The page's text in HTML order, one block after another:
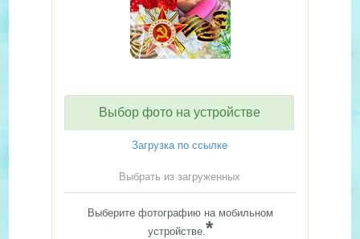
Выбор фото на устройстве
Загрузка по ссылке
Выбрать из загруженных
Выберите фотографию на мобильном
устройстве.*